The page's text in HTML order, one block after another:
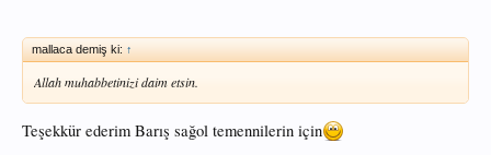
mallaca demiş ki: ↑
Allah muhabbetinizi daim etsin.
Teşekkür ederim Barış sağol temennilerin için